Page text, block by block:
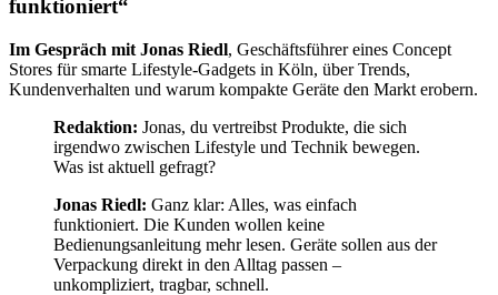
funktioniert“
Im Gespräch mit Jonas Riedl, Geschäftsführer eines Concept
Stores für smarte Lifestyle-Gadgets in Köln, über Trends,
Kundenverhalten und warum kompakte Geräte den Markt erobern.
Redaktion: Jonas, du vertreibst Produkte, die sich
irgendwo zwischen Lifestyle und Technik bewegen.
Was ist aktuell gefragt?
Jonas Riedl: Ganz klar: Alles, was einfach
funktioniert. Die Kunden wollen keine
Bedienungsanleitung mehr lesen. Geräte sollen aus der
Verpackung direkt in den Alltag passen –
unkompliziert, tragbar, schnell.